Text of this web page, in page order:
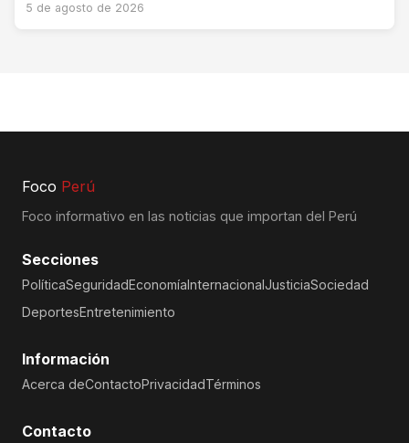
5 de agosto de 2026
Foco Perú
Foco informativo en las noticias que importan del Perú
Secciones
PolíticaSeguridadEconomíaInternacionalJusticiaSociedad
DeportesEntretenimiento
Información
Acerca deContactoPrivacidadTérminos
Contacto